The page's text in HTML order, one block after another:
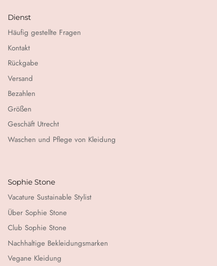
Dienst
Häufig gestellte Fragen
Kontakt
Rückgabe
Versand
Bezahlen
Größen
Geschäft Utrecht
Waschen und Pflege von Kleidung
Sophie Stone
Vacature Sustainable Stylist
Über Sophie Stone
Club Sophie Stone
Nachhaltige Bekleidungsmarken
Vegane Kleidung